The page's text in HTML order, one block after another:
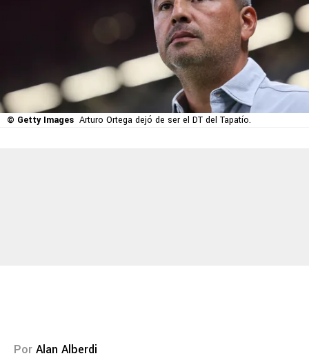
© Getty Images Arturo Ortega dejó de ser el DT del Tapatío.
Por Alan Alberdi